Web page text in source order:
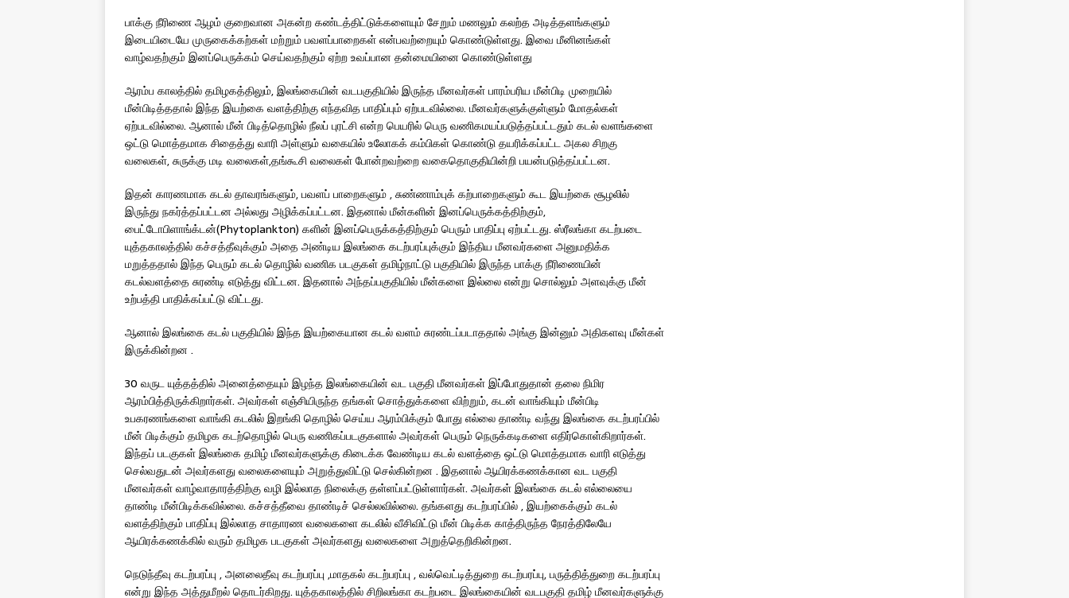
பாக்கு நீரிணை ஆழம் குறைவான அகன்ற கண்டத்திட்டுக்களையும் சேறும் மணலும் கலற்த அடித்தளங்களும்
இடையிடையே முருகைக்கற்கள் மற்றும் பவளப்பாறைகள் என்பவற்றையும் கொண்டுள்ளது. இவை மீனினங்கள்
வாழ்வதற்கும் இனப்பெருக்கம் செய்வதற்கும் ஏற்ற உவப்பான தன்மையினை கொண்டுள்ளது
ஆரம்ப காலத்தில் தமிழகத்திலும், இலங்கையின் வடபகுதியில் இருந்த மீனவர்கள் பாரம்பரிய மீன்பிடி முறையில்
மீன்பிடித்ததால் இந்த இயற்கை வளத்திற்கு எந்தவித பாதிப்பும் ஏற்படவில்லை. மீனவர்களுக்குள்ளும் மோதல்கள்
ஏற்படவில்லை. ஆனால் மீன் பிடித்தொழில் நீலப் புரட்சி என்ற பெயரில் பெரு வணிகமயப்படுத்தப்பட்டதும் கடல் வளங்களை
ஒட்டு மொத்தமாக சிதைத்து வாரி அள்ளும் வகையில் உலோகக் கம்பிகள் கொண்டு தயரிக்கப்பட்ட அகல சிறகு
வலைகள், சுருக்கு மடி வலைகள்,தங்கூசி வலைகள் போன்றவற்றை வகைதொகுதியின்றி பயன்படுத்தப்பட்டன.
இதன் காரணமாக கடல் தாவரங்களும், பவளப் பாறைகளும் , சுண்ணாம்புக் கற்பாறைகளும் கூட இயற்கை சூழலில்
இருந்து நகர்த்தப்பட்டன அல்லது அழிக்கப்பட்டன. இதனால் மீன்களின் இனப்பெருக்கத்திற்கும்,
பைட்டோபிளாங்க்டன்(Phytoplankton) களின் இனப்பெருக்கத்திற்கும் பெரும் பாதிப்பு ஏற்பட்டது. ஸ்ரீலங்கா கடற்படை
யுத்தகாலத்தில் கச்சத்தீவுக்கும் அதை அண்டிய இலங்கை கடற்பரப்புக்கும் இந்திய மீனவர்களை அனுமதிக்க
மறுத்ததால் இந்த பெரும் கடல் தொழில் வணிக படகுகள் தமிழ்நாட்டு பகுதியில் இருந்த பாக்கு நீரிணையின்
கடல்வளத்தை சுரண்டி எடுத்து விட்டன. இதனால் அந்தப்பகுதியில் மீன்களை இல்லை என்று சொல்லும் அளவுக்கு மீன்
உற்பத்தி பாதிக்கப்பட்டு விட்டது.
ஆனால் இலங்கை கடல் பகுதியில் இந்த இயற்கையான கடல் வளம் சுரண்டப்படாததால் அங்கு இன்னும் அதிகளவு மீன்கள்
இருக்கின்றன .
30 வருட யுத்தத்தில் அனைத்தையும் இழந்த இலங்கையின் வட பகுதி மீனவர்கள் இப்போதுதான் தலை நிமிர
ஆரம்பித்திருக்கிறார்கள். அவர்கள் எஞ்சியிருந்த தங்கள் சொத்துக்களை விற்றும், கடன் வாங்கியும் மீன்பிடி
உபகரணங்களை வாங்கி கடலில் இறங்கி தொழில் செய்ய ஆரம்பிக்கும் போது எல்லை தாண்டி வந்து இலங்கை கடற்பரப்பில்
மீன் பிடிக்கும் தமிழக கடற்தொழில் பெரு வணிகப்படகுகளால் அவர்கள் பெரும் நெருக்கடிகளை எதிர்கொள்கிறார்கள்.
இந்தப் படகுகள் இலங்கை தமிழ் மீனவர்களுக்கு கிடைக்க வேண்டிய கடல் வளத்தை ஒட்டு மொத்தமாக வாரி எடுத்து
செல்வதுடன் அவர்களது வலைகளையும் அறுத்துவிட்டு செல்கின்றன . இதனால் ஆயிரக்கணக்கான வட பகுதி
மீனவர்கள் வாழ்வாதாரத்திற்கு வழி இல்லாத நிலைக்கு தள்ளப்பட்டுள்ளார்கள். அவர்கள் இலங்கை கடல் எல்லையை
தாண்டி மீன்பிடிக்கவில்லை. கச்சத்தீவை தாண்டிச் செல்லவில்லை. தங்களது கடற்பரப்பில் , இயற்கைக்கும் கடல்
வளத்திற்கும் பாதிப்பு இல்லாத சாதாரண வலைகளை கடலில் வீசிவிட்டு மீன் பிடிக்க காத்திருந்த நேரத்திலேயே
ஆயிரக்கணக்கில் வரும் தமிழக படகுகள் அவர்களது வலைகளை அறுத்தெறிகின்றன.
நெடுந்தீவு கடற்பரப்பு , அனலைதீவு கடற்பரப்பு ,மாதகல் கடற்பரப்பு , வல்வெட்டித்துறை கடற்பரப்பு, பருத்தித்துறை கடற்பரப்பு
என்று இந்த அத்துமீறல் தொடர்கிறது. யுத்தகாலத்தில் சிறிலங்கா கடற்படை இலங்கையின் வடபகுதி தமிழ் மீனவர்களுக்கு